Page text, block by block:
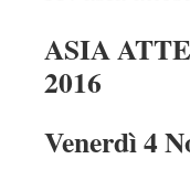
ASIA
2016
Venerdì 4